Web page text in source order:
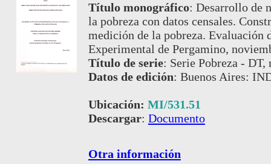
Título monográfico: Desarrollo de
la pobreza con datos censales.
medición de la pobreza. Evaluación
Experimental de Pergamino,
Título de serie: Serie Pobreza - DT,
Datos de edición: Buenos Aires:
Ubicación: MI/531.51
Descargar: Documento
Otra información